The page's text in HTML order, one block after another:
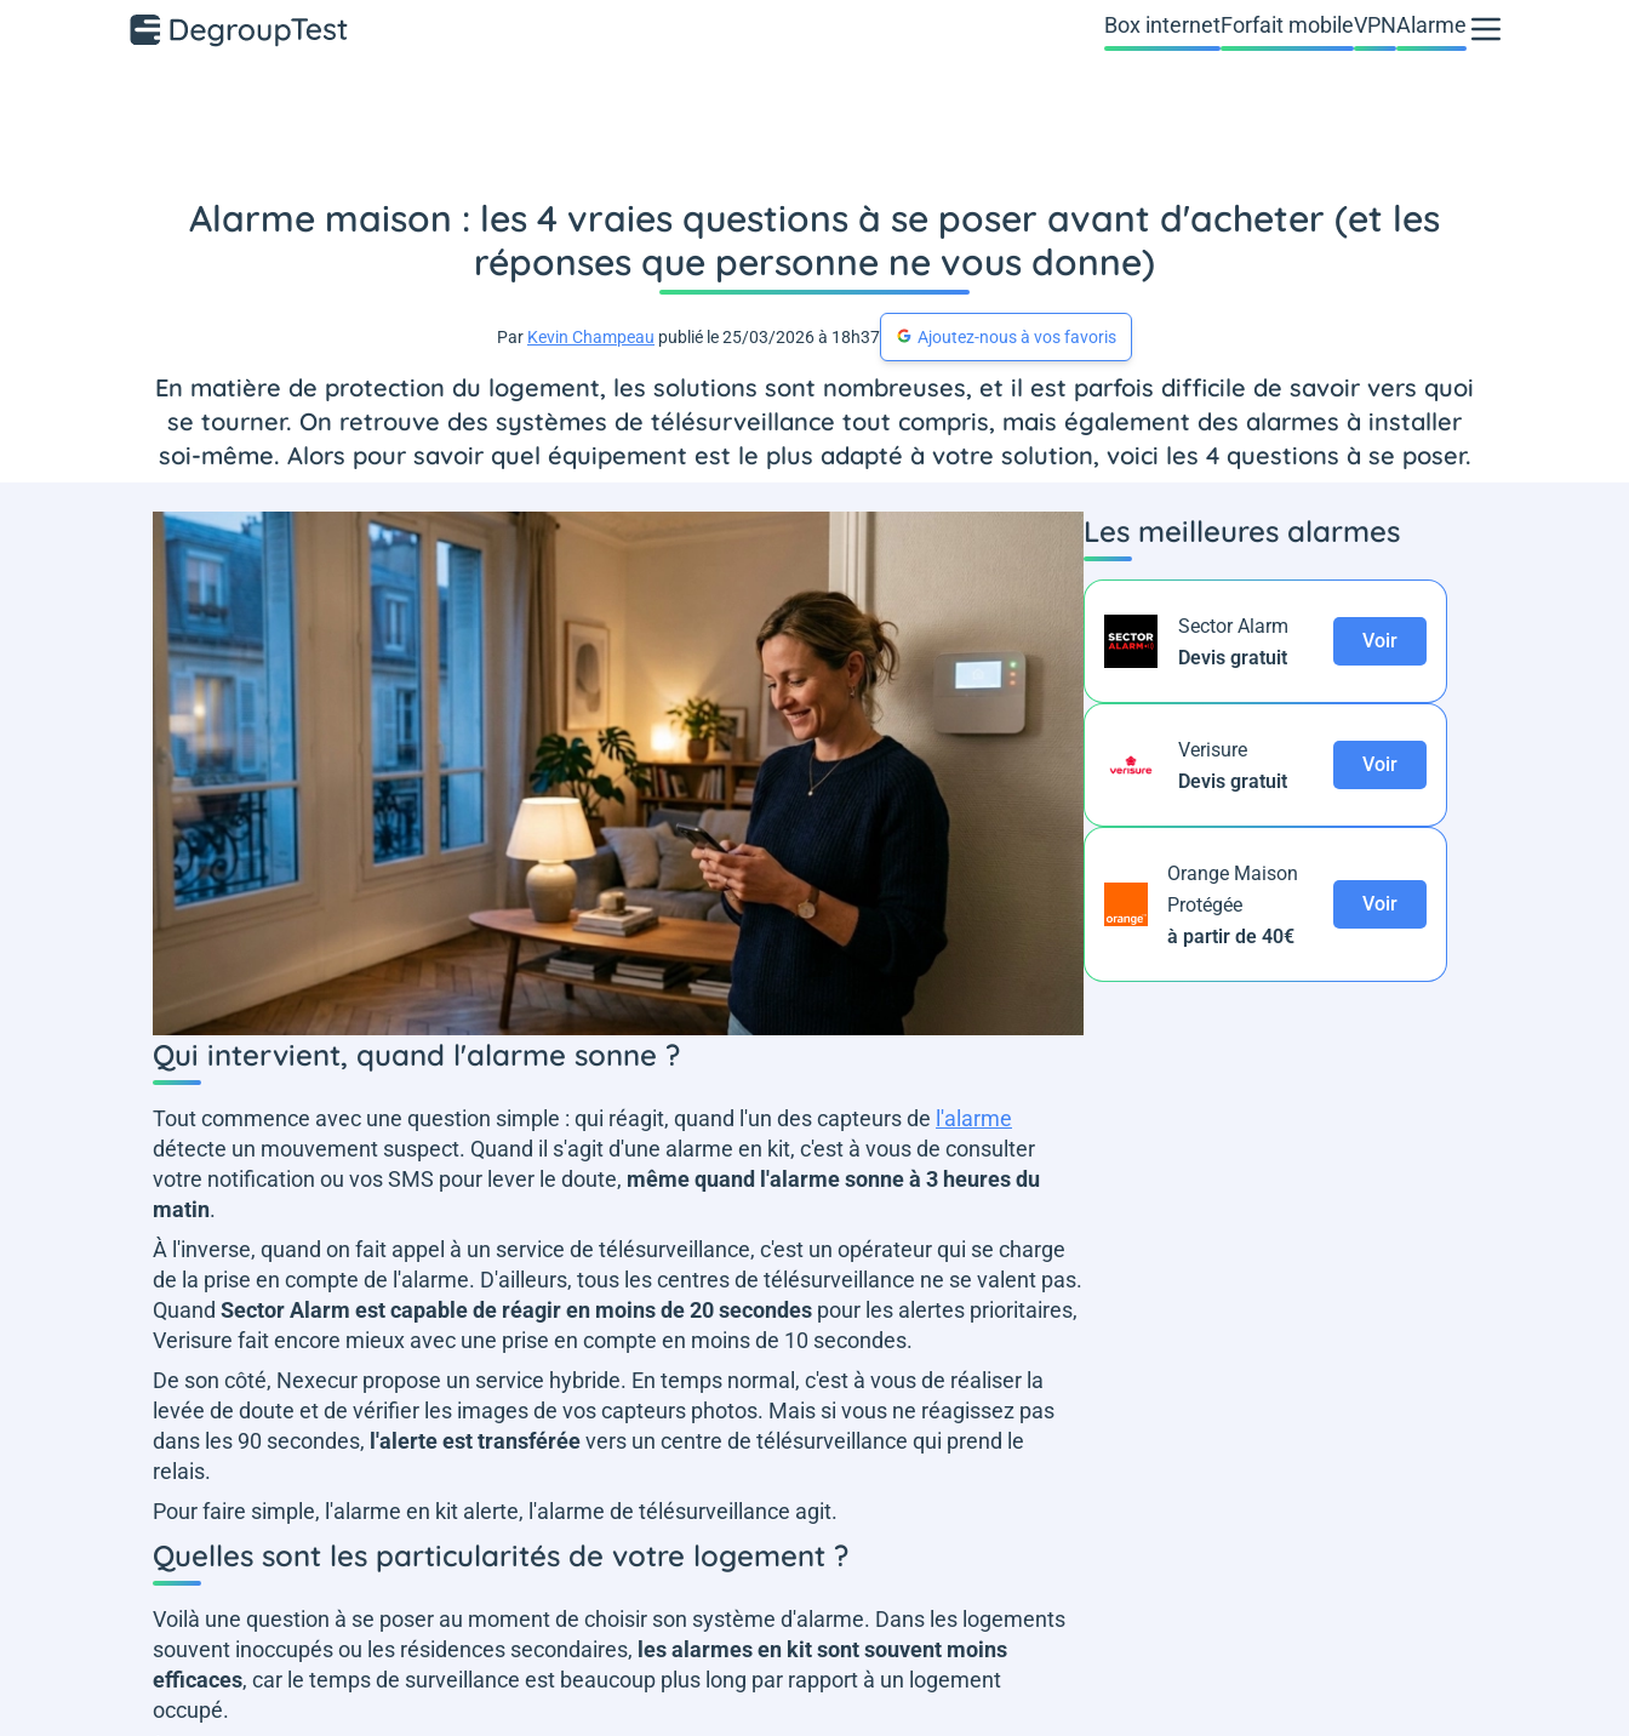
Box internetForfait mobileVPNAlarme
Alarme maison : les 4 vraies questions à se poser avant d'acheter (et les
réponses que personne ne vous donne)
Par Kevin Champeau publié le 25/03/2026 à 18h37 Ajoutez-nous à vos favoris
En matière de protection du logement, les solutions sont nombreuses, et il est parfois difficile de savoir vers quoi
se tourner. On retrouve des systèmes de télésurveillance tout compris, mais également des alarmes à installer
soi-même. Alors pour savoir quel équipement est le plus adapté à votre solution, voici les 4 questions à se poser.
Qui intervient, quand l'alarme sonne ?
Tout commence avec une question simple : qui réagit, quand l'un des capteurs de l'alarme
détecte un mouvement suspect. Quand il s'agit d'une alarme en kit, c'est à vous de consulter
votre notification ou vos SMS pour lever le doute, même quand l'alarme sonne à 3 heures du
matin.
À l'inverse, quand on fait appel à un service de télésurveillance, c'est un opérateur qui se charge
de la prise en compte de l'alarme. D'ailleurs, tous les centres de télésurveillance ne se valent pas.
Quand Sector Alarm est capable de réagir en moins de 20 secondes pour les alertes prioritaires,
Verisure fait encore mieux avec une prise en compte en moins de 10 secondes.
De son côté, Nexecur propose un service hybride. En temps normal, c'est à vous de réaliser la
levée de doute et de vérifier les images de vos capteurs photos. Mais si vous ne réagissez pas
dans les 90 secondes, l'alerte est transféréevers un centre de télésurveillance qui prend le
relais.
Pour faire simple, l'alarme en kit alerte, l'alarme de télésurveillance agit.
Quelles sont les particularités de votre logement ?
Voilà une question à se poser au moment de choisir son système d'alarme. Dans les logements
souvent inoccupés ou les résidences secondaires, les alarmes en kit sont souvent moins
efficaces, car le temps de surveillance est beaucoup plus long par rapport à un logement
occupé.
Les meilleures alarmes
Sector Alarm
Devis gratuit
Voir
Verisure
Devis gratuit
Voir
Orange Maison
Protégée
à partir de 40€
Voir